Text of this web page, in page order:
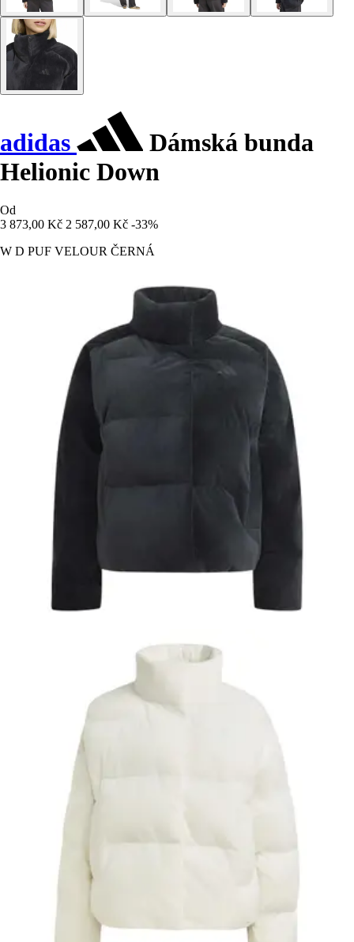
adidas
Dámská bunda
Helionic Down
Od
3 873,00 Kč 2 587,00 Kč -33%
W D PUF VELOUR ČERNÁ